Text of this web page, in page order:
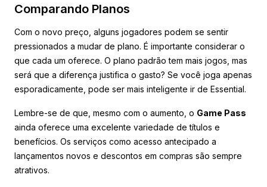
Comparando Planos
Com o novo preço, alguns jogadores podem se sentir
pressionados a mudar de plano. É importante considerar o
que cada um oferece. O plano padrão tem mais jogos, mas
será que a diferença justifica o gasto? Se você joga apenas
esporadicamente, pode ser mais inteligente ir de Essential.
Lembre-se de que, mesmo com o aumento, o Game Pass
ainda oferece uma excelente variedade de títulos e
benefícios. Os serviços como acesso antecipado a
lançamentos novos e descontos em compras são sempre
atrativos.